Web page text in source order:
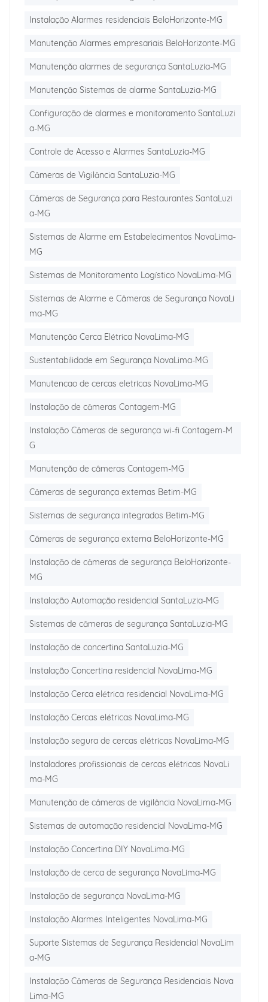
Instalação Alarmes residenciais BeloHorizonte-MG
Manutenção Alarmes empresariais BeloHorizonte-MG
Manutenção alarmes de segurança SantaLuzia-MG
Manutenção Sistemas de alarme SantaLuzia-MG
Configuração de alarmes e monitoramento SantaLuzi
a-MG
Controle de Acesso e Alarmes SantaLuzia-MG
Câmeras de Vigilância SantaLuzia-MG
Câmeras de Segurança para Restaurantes SantaLuzi
a-MG
Sistemas de Alarme em Estabelecimentos NovaLima-
MG
Sistemas de Monitoramento Logístico NovaLima-MG
Sistemas de Alarme e Câmeras de Segurança NovaLi
ma-MG
Manutenção Cerca Elétrica NovaLima-MG
Sustentabilidade em Segurança NovaLima-MG
Manutencao de cercas eletricas NovaLima-MG
Instalação de câmeras Contagem-MG
Instalação Câmeras de segurança wi-fi Contagem-M
G
Manutenção de câmeras Contagem-MG
Câmeras de segurança externas Betim-MG
Sistemas de segurança integrados Betim-MG
Câmeras de segurança externa BeloHorizonte-MG
Instalação de câmeras de segurança BeloHorizonte-
MG
Instalação Automação residencial SantaLuzia-MG
Sistemas de câmeras de segurança SantaLuzia-MG
Instalação de concertina SantaLuzia-MG
Instalação Concertina residencial NovaLima-MG
Instalação Cerca elétrica residencial NovaLima-MG
Instalação Cercas elétricas NovaLima-MG
Instalação segura de cercas elétricas NovaLima-MG
Instaladores profissionais de cercas elétricas NovaLi
ma-MG
Manutenção de câmeras de vigilância NovaLima-MG
Sistemas de automação residencial NovaLima-MG
Instalação Concertina DIY NovaLima-MG
Instalação de cerca de segurança NovaLima-MG
Instalação de segurança NovaLima-MG
Instalação Alarmes Inteligentes NovaLima-MG
Suporte Sistemas de Segurança Residencial NovaLim
a-MG
Instalação Câmeras de Segurança Residenciais Nova
Lima-MG